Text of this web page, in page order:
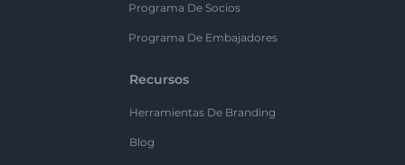
Programa De Socios
Programa De Embajadores
Recursos
Herramientas De Branding
Blog